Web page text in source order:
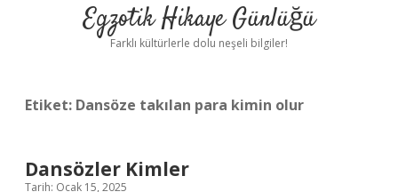
Yasal Uyarı
Egzotik Hikaye Günlüğü
Farklı kültürlerle dolu neşeli bilgiler!
Etiket: Dansöze takılan para kimin olur
Dansözler Kimler
Tarih: Ocak 15, 2025